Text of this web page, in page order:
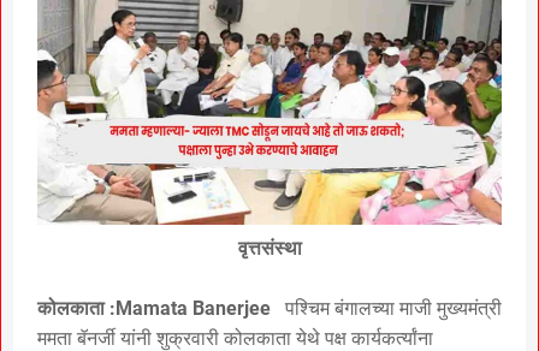
वृत्तसंस्था
कोलकाता :Mamata Banerjee
पश्चिम बंगालच्या माजी मुख्यमंत्री
ममता बॅनर्जी यांनी शुक्रवारी कोलकाता येथे पक्ष कार्यकर्त्यांना